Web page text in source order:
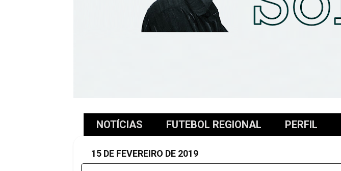
NOTÍCIAS FUTEBOL REGIONAL PERFIL
15 DE FEVEREIRO DE 2019